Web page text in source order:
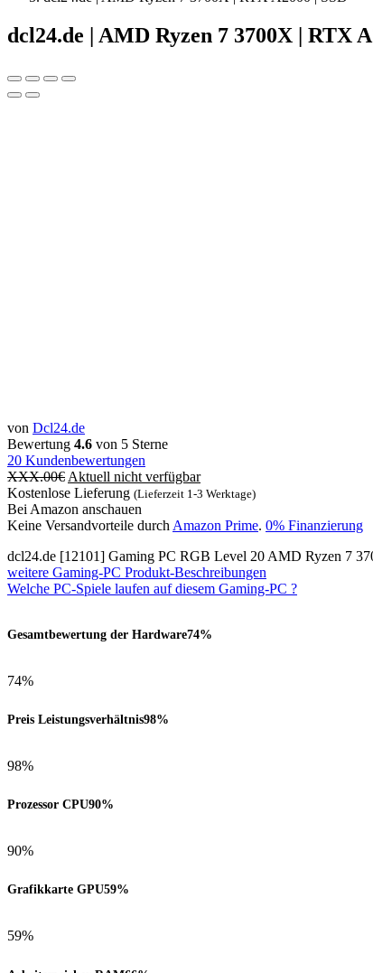
dcl24.de | AMD Ryzen 7 3700X | RTX
von Dcl24.de
Bewertung 4.6 von 5 Sterne
20 Kundenbewertungen
XXX.00€ Aktuell nicht verfügbar
Kostenlose Lieferung (Lieferzeit 1-3 Werktage)
Bei Amazon anschauen
Keine Versandvorteile durch Amazon Prime. 0% Finanzierung
dcl24.de [12101] Gaming PC RGB Level 20 AMD Ryzen 7
weitere Gaming-PC Produkt-Beschreibungen
Welche PC-Spiele laufen auf diesem Gaming-PC ?
Gesamtbewertung der Hardware74%
74%
Preis Leistungsverhältnis98%
98%
Prozessor CPU90%
90%
Grafikkarte GPU59%
59%